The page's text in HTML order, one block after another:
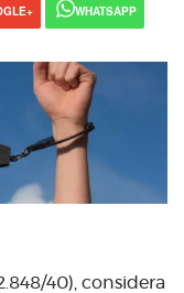
WHATSAPP
40), considera